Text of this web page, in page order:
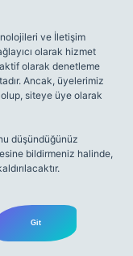
ve İletişim
olarak hizmet
olarak denetleme
Ancak, üyelerimiz
siteye üye olarak
düşündüğünüz
bildirmeniz halinde,